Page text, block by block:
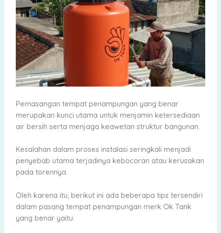
Pemasangan tempat penampungan yang benar
merupakan kunci utama untuk menjamin ketersediaan
air bersih serta menjaga keawetan struktur bangunan.
Kesalahan dalam proses instalasi seringkali menjadi
penyebab utama terjadinya kebocoran atau kerusakan
pada torennya.
Oleh karena itu, berikut ini ada beberapa tips tersendiri
dalam pasang tempat penampungan merk Ok Tank
yang benar yaitu: